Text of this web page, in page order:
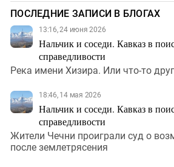
ПОСЛЕДНИЕ ЗАПИСИ В БЛОГАХ
13:16, 24 июня 2026
Нальчик и соседи. Кавказ в
справедливости
Река имени Хизира. Или что-то
18:46, 14 мая 2026
Нальчик и соседи. Кавказ в
справедливости
Жители Чечни проиграли суд о
после землетрясения